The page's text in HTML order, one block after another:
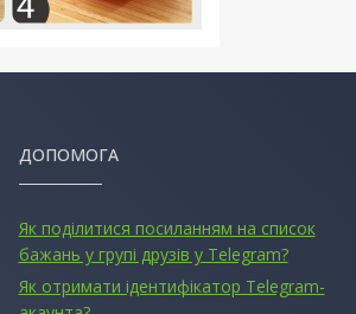
ДОПОМОГА
Як поділитися посиланням на список
бажань у групі друзів у Telegram?
Як отримати ідентифікатор Telegram-